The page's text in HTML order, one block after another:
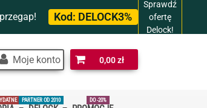
Kod: DELOCK3%
Sprawdź
ofertę
Delock!
Moje konto 0,00 zł
PARTNER OD 2010 DO -20%